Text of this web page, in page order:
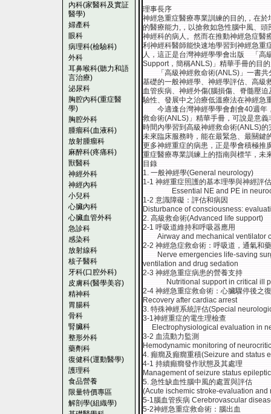
內科(家醫科及實証
醫學)
婦產科
眼科
病理科(檢驗科)
外科
耳鼻喉科(聽力和語
言治療)
泌尿科
胸腔內科(重症醫
學)
胸腔外科
腫瘤科(血液科)
放射腫瘤科
麻醉科(疼痛科)
獸醫科
神經外科
神經內科
小兒科
心臟內科
心臟血管外科
急診科
感染科
放射線科
核子醫科
牙科(口腔外科)
皮膚科(醫學美容)
精神科
胃腸科
骨科
腎臟科
整形外科
藥劑科
復健科(運動醫學)
護理科
食品營養
限量特價專區
解剖學(組織學)
理事長序
神經急重症醫療專業訓練的目的,，在
的醫療能力,，以搶救如急性腦中風、
神經科的病人。然而在推動神經急症醫
利神經科醫師能快速地學習到神經急重
人，這正是台灣神經學學會出版 「高
Support，簡稱ANLS)」精華手冊的目
「高級神經救命術(ANLS)」一書共
基礎的一般神經學、神經學評估、高級
血管疾病、神經外傷(腦損傷、脊髓壓
驗性、發展中之治療低溫療法在神經急
今適逢台灣神經學學會創會40週年
救命術(ANLS)」精華手冊，可說是意
時間內學習到高級神經救命術(ANLS)
未來臨床服務時，能在最緊急、最關鍵
更多神經重症的病患，正是學會積極推
重症醫療專業訓練上的指南與標竿，未
目錄
1. 一般神經學(General neurology)
1-1 神經重症照護的基本理學與神經評估
Essential NE and PE in
1-2 意識障礙：評估和病因
Disturbance of consciousness:
2. 高級救命術(Advanced life support)
2-1 呼吸道維持和呼吸器應用
Airway and mechanical ventilator
2-2 神經急症救命術：呼吸道，通氣和
Nerve emergencies life-saving
ventilation and drug sedation
2-3 神經急重症病患的營養支持
Nutritional support in critical ill
2-4 神經急重症救命術：心臟驟停後之
Recovery after cardiac arrest
3. 特殊神經系統評估(Special
3-1神經重症的電生理檢查
Electrophysiological evaluation in
3-2 血流動力監測
Hemodynamic monitoring of
4. 癲癇及癲癇重積(Seizure and status
4-1 持續癲癇發作狀態及其處理
Management of seizure status
5. 急性缺血性腦中風的處置與評估
(Acute ischemic stroke-evaluation and
5-1腦血管疾病 Cerebrovascular
5-2神經急重症救命術：腦出血